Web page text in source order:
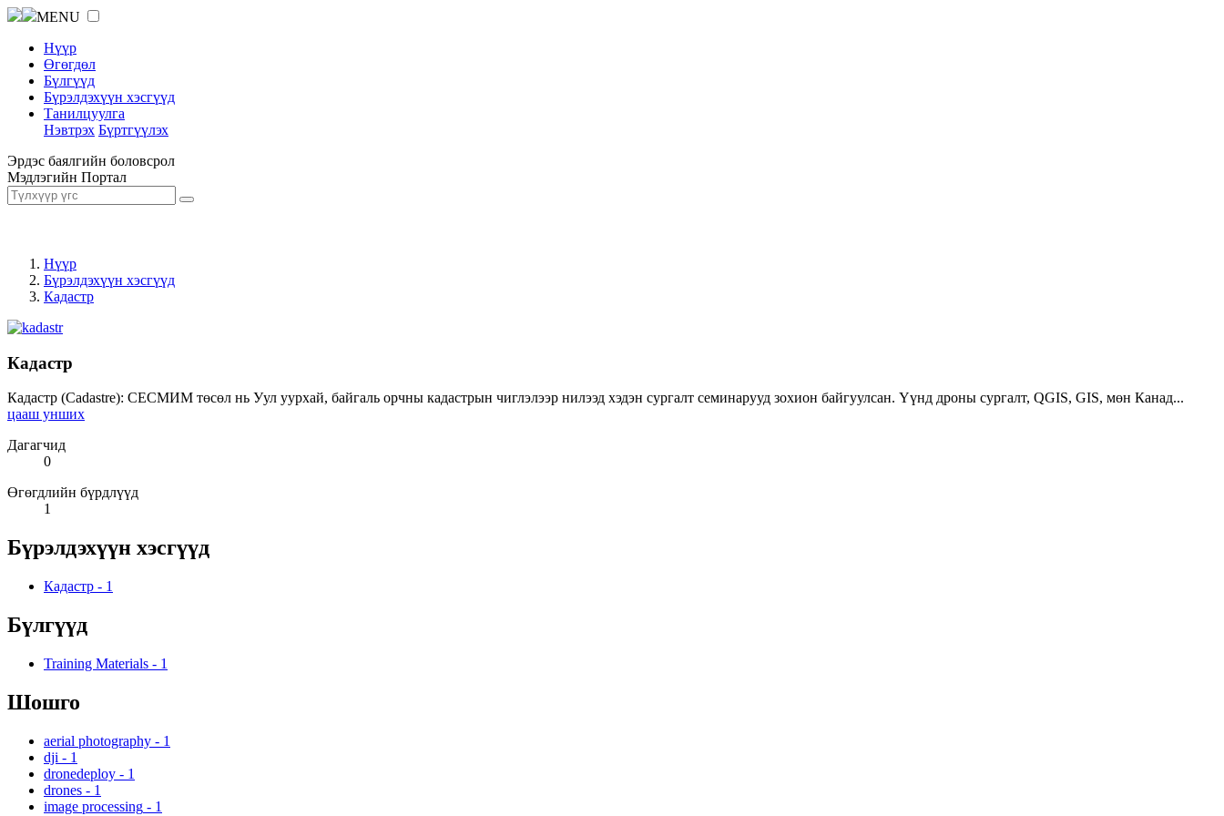
MENU
Нүүр
Өгөгдөл
Бүлгүүд
Бүрэлдэхүүн хэсгүүд
Танилцуулга
Нэвтрэх Бүртгүүлэх
Эрдэс баялгийн боловсрол
Мэдлэгийн Портал
Нүүр
Бүрэлдэхүүн хэсгүүд
Кадастр
Кадастр
Кадастр (Cadastre): СЕСМИМ төсөл нь Уул уурхай, байгаль орчны кадастрын чиглэлээр нилээд хэдэн сургалт семинарууд зохион байгуулсан. Үүнд дроны сургалт, QGIS, GIS, мөн Канад...
цааш унших
Дагагчид
0
Өгөгдлийн бүрдлүүд
1
Бүрэлдэхүүн хэсгүүд
Кадастр - 1
Бүлгүүд
Training Materials - 1
Шошго
aerial photography - 1
dji - 1
dronedeploy - 1
drones - 1
image processing - 1